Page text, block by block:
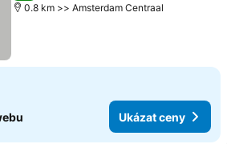
0.8 km >> Amsterdam Centraal
Ukázat ceny